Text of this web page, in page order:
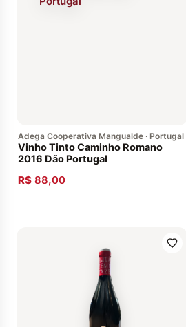
Adega Cooperativa Mangualde · Portugal
Vinho Tinto Caminho Romano
2016 Dão Portugal
R$ 88,00